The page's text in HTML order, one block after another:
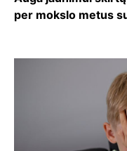
per mokslo metus